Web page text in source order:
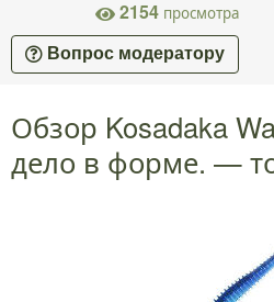
2154 просмотра
Вопрос модератору
Обзор Kosadaka
дело в форме. —